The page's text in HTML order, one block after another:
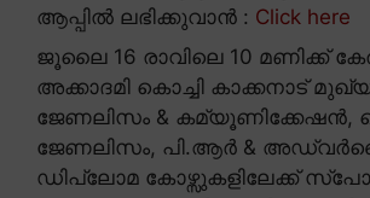
ആപ്പിൽ ലഭിക്കുവാൻ : Click here
ജൂലൈ 16 രാവിലെ 10 മണിക്ക്
അക്കാദമി കൊച്ചി കാക്കനാട്
ജേണലിസം & കമ്യൂണിക്കേഷൻ,
ജേണലിസം, പി.ആർ &
ഡിപ്ലോമ കോഴ്സുകളിലേക്ക്